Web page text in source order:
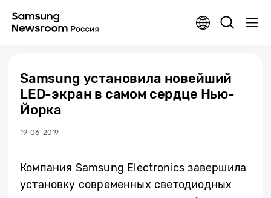
Samsung установила новейший
LED-экран в самом сердце Нью-
Йорка
19-06-2019
Компания Samsung Electronics завершила
установку современных светодиодных